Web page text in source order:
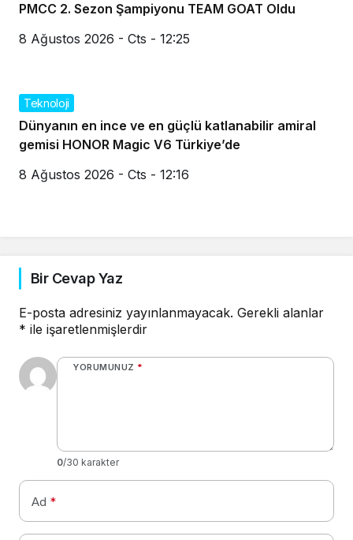
PMCC 2. Sezon Şampiyonu TEAM GOAT Oldu
8 Ağustos 2026 - Cts - 12:25
Teknoloji
Dünyanın en ince ve en güçlü katlanabilir amiral
gemisi HONOR Magic V6 Türkiye’de
8 Ağustos 2026 - Cts - 12:16
Bir Cevap Yaz
E-posta adresiniz yayınlanmayacak. Gerekli alanlar
* ile işaretlenmişlerdir
YORUMUNUZ *
0/30 karakter
Ad *